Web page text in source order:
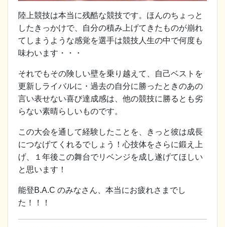
陸上競技は本当に残酷な競技です。ほんのちょっと
したきっかけで、自分の積み上げてきたものが崩れ
てしまうような感覚を選手は競技人生の中で何度も
味わいます・・・
それでもその険しい壁を乗り越えて、自己ベストを
更新しライバルに・過去の自分に勝ったときのあの
言い表せない喜び達成感は、他の競技に勝るとも劣
らない素晴らしいものです。
この大会を通して経験したことを、きっと彼は成長
につなげてくれるでしょう！心技体をさらに鍛え上
げ、１年後この舞台でリベンジを成し遂げてほしい
と思います！
能登B.A.C のみなさん、本当にお疲れさまでし
た！！！